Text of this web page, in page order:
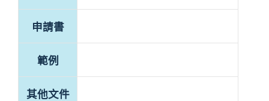
申請書
範例
其他文件